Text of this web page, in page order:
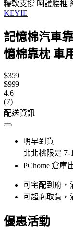
糯軟支撐 呵護腰椎
KEYIE
記憶棉汽車
憶棉靠枕 車
$359
$999
4.6
(7)
配送資訊
明早到貨
北北桃限定 7-
PChome 倉庫
可宅配到府，
可超商取貨，
優惠活動